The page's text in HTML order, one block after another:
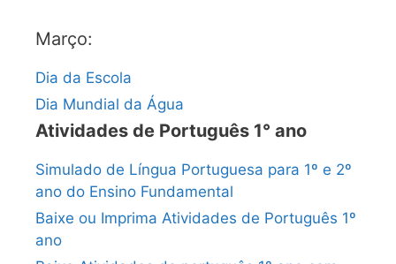
Março:
Dia da Escola
Dia Mundial da Água
Atividades de Português 1° ano
Simulado de Língua Portuguesa para 1º e 2º
ano do Ensino Fundamental
Baixe ou Imprima Atividades de Português 1º
ano